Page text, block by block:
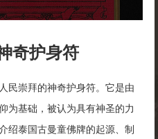
奇护身符
民崇拜的神奇护身符。它是由
为基础，被认为具有神圣的力
绍泰国古曼童佛牌的起源、制